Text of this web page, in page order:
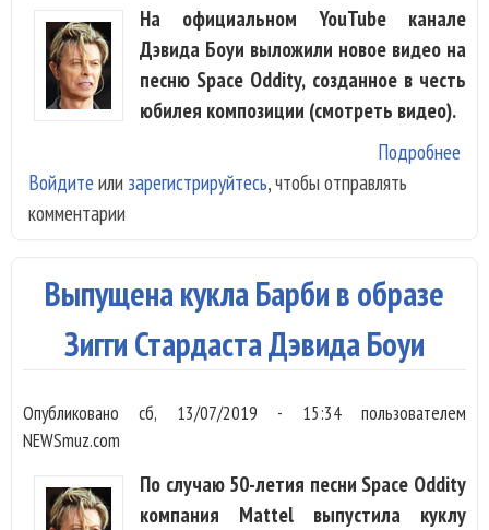
На официальном YouTube канале
Дэвида Боуи выложили новое видео на
песню Space Oddity, созданное в честь
юбилея композиции (смотреть видео).
Подробнее
Войдите или зарегистрируйтесь, чтобы отправлять
комментарии
Выпущена кукла Барби в образе
Зигги Стардаста Дэвида Боуи
Опубликованосб, 13/07/2019 - 15:34пользователем
NEWSmuz.com
По случаю 50-летия песни Space Oddity
компания Mattel выпустила куклу